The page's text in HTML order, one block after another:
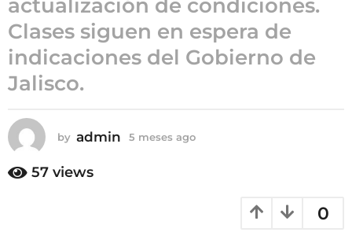
5
m
e
s
e
a
g
o
actualización de condiciones.
Clases siguen en espera de
indicaciones del Gobierno de
Jalisco.
by admin 5 meses ago
57 views
0